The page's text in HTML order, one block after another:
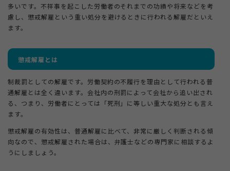
多いです。不祥事を起こした労働者のそれまでの功績や将来などを考
慮し、懲戒解雇という重い処分を避けるときに行われる解雇だといえ
ます。
懲戒解雇とは
制裁罰としての解雇です。労働契約の不履行を理由として行われる普
通解雇とは全く違います。会社内の刑罰によって会社から追い出され
る、つまり、労働者にとっては「死刑」に等しい重大な処分とも言え
ます。
懲戒解雇の有効性は、普通解雇に比べて、非常に厳しく判断される傾
向なので、懲戒解雇された場合は、弁護士などの専門家に相談するよ
うにしましょう。